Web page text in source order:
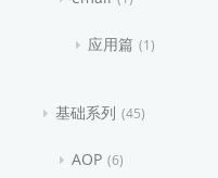
应用篇 1
基础系列 45
AOP 6